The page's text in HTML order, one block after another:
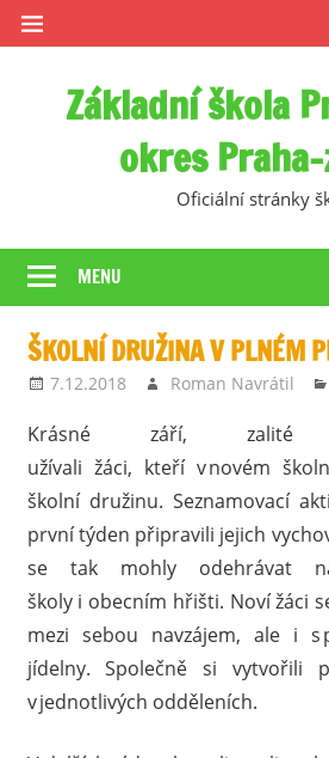
Skip
to
Základní škola
okres
Oficiální stránky
MENU
ŠKOLNÍ DRUŽINA V PLNÉM
7.12.2018 Roman Navrátil
Krásné září, zalité
užívali žáci, kteří v novém
školní družinu. Seznamovací
první týden připravili jejich
se tak mohly odehrávat
školy i obecním hřišti. Noví žáci
mezi sebou navzájem, ale i s
jídelny. Společně si vytvořili
v jednotlivých odděleních.